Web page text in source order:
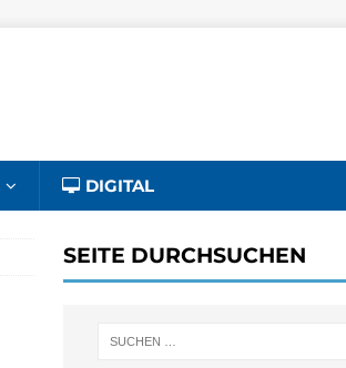
DIGITAL
SEITE DURCHSUCHEN